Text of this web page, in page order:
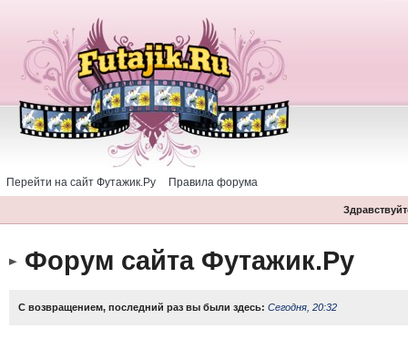
Перейти на сайт Футажик.Ру Правила форума
Форум сайта Футажик.Ру
С возвращением, последний раз вы были здесь: Сегодня, 20:32